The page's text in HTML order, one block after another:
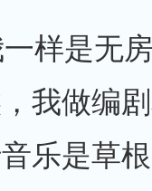
样是无
我做编
乐是草